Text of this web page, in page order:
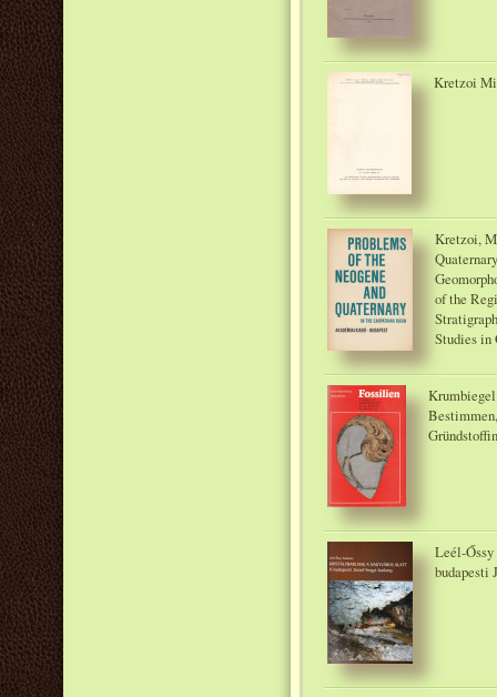
Kretzoi
Kretzoi,
of the
Studies in
Leél-
budapesti